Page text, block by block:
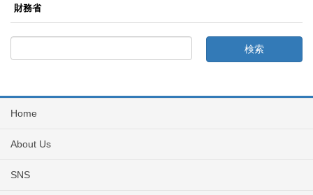
財務省
Home
About Us
SNS